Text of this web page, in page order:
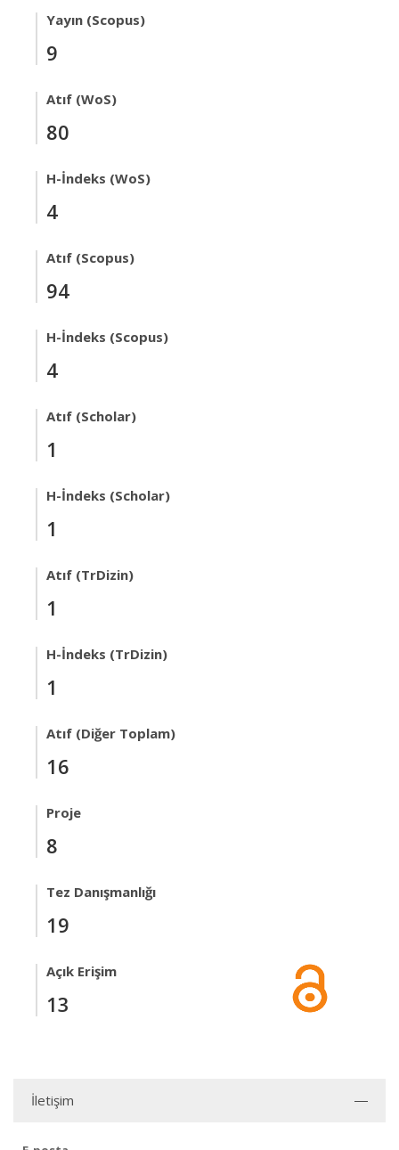
Yayın (Scopus)
9
Atıf (WoS)
80
H-İndeks (WoS)
4
Atıf (Scopus)
94
H-İndeks (Scopus)
4
Atıf (Scholar)
1
H-İndeks (Scholar)
1
Atıf (TrDizin)
1
H-İndeks (TrDizin)
1
Atıf (Diğer Toplam)
16
Proje
8
Tez Danışmanlığı
19
Açık Erişim
13
İletişim